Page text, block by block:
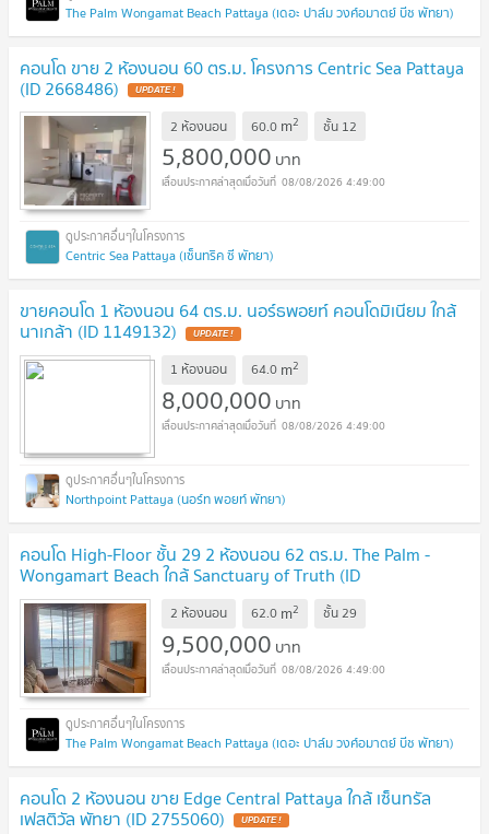
The Palm Wongamat Beach Pattaya (เดอะ ปาล์ม วงศ์อมาตย์ บีช พัทยา)
คอนโด ขาย 2 ห้องนอน 60 ตร.ม. โครงการ Centric Sea Pattaya
(ID 2668486) UPDATE !
2 ห้องนอน 60.0 m2 ชั้น 12
5,800,000 บาท
08/08/2026 4:49:00
Centric Sea Pattaya (เซ็นทริค ซี พัทยา)
ขายคอนโด 1 ห้องนอน 64 ตร.ม. นอร์ธพอยท์ คอนโดมิเนียม ใกล้
นาเกล้า (ID 1149132) UPDATE !
1 ห้องนอน 64.0 m2
8,000,000 บาท
08/08/2026 4:49:00
Northpoint Pattaya (นอร์ท พอยท์ พัทยา)
คอนโด High-Floor ชั้น 29 2 ห้องนอน 62 ตร.ม. The Palm -
Wongamart Beach ใกล้ Sanctuary of Truth (ID
3041913) UPDATE !
2 ห้องนอน 62.0 m2 ชั้น29
9,500,000 บาท
08/08/2026 4:49:00
The Palm Wongamat Beach Pattaya (เดอะ ปาล์ม วงศ์อมาตย์ บีช พัทยา)
คอนโด 2 ห้องนอน ขาย Edge Central Pattaya ใกล้ เซ็นทรัล
เฟสติวัล พัทยา (ID 2755060) UPDATE !